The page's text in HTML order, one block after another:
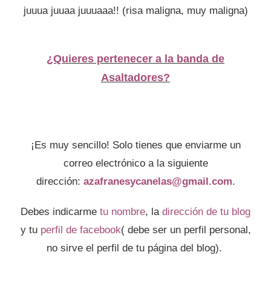
juuua juuaa juuuaaa!! (risa maligna, muy maligna)
¿Quieres pertenecer a la banda de
Asaltadores?
¡Es muy sencillo! Solo tienes que enviarme un
correo electrónico a la siguiente
dirección: azafranesycanelas@gmail.com.
Debes indicarme tu nombre, la dirección de tu blog
y tu perfil de facebook( debe ser un perfil personal,
no sirve el perfil de tu página del blog).